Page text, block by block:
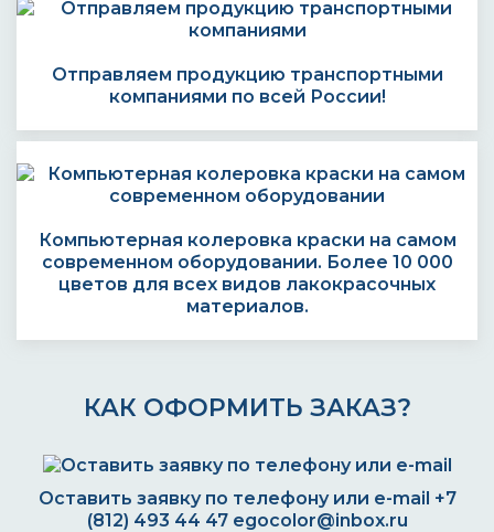
Отправляем продукцию транспортными
компаниями по всей России!
Компьютерная колеровка краски на самом
современном оборудовании. Более 10 000
цветов для всех видов лакокрасочных
материалов.
КАК ОФОРМИТЬ ЗАКАЗ?
Оставить заявку по телефону или e-mail +7
(812) 493 44 47 egocolor@inbox.ru